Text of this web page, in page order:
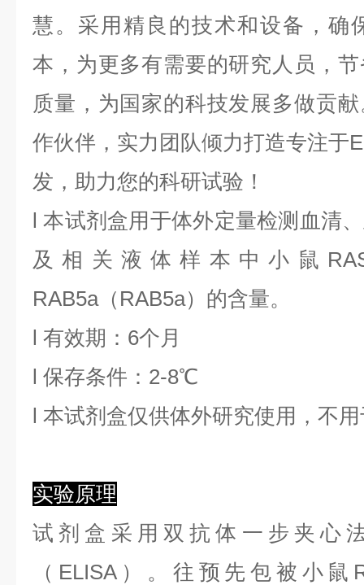
慧。采用精良的技术和设备，确
本，为更多有需要的研究人员，
质量，为国家的科技发展多做贡
作伙伴，实力团队倾力打造专注于
发，助力您的科研试验！
l本试剂盒用于体外定量检测血清
及相关液体样本中小鼠
RAB5a（ RAB5a）的含量。
l 有效期：6个月
l 保存条件： 2-8℃
l 本试剂盒仅供体外研究使用，不
实验原理
试剂盒采用双抗体一步夹心
（ELISA）。往预先包被小